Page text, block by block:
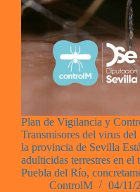
Plan de Vigilancia y
Transmisores del virus
la provincia de Sevilla
adulticidas terrestres en
Puebla del Río,
ControlM
04/11/